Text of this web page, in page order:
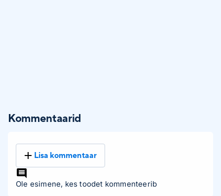
Kommentaarid
Lisa kommentaar
Ole esimene, kes toodet kommenteerib